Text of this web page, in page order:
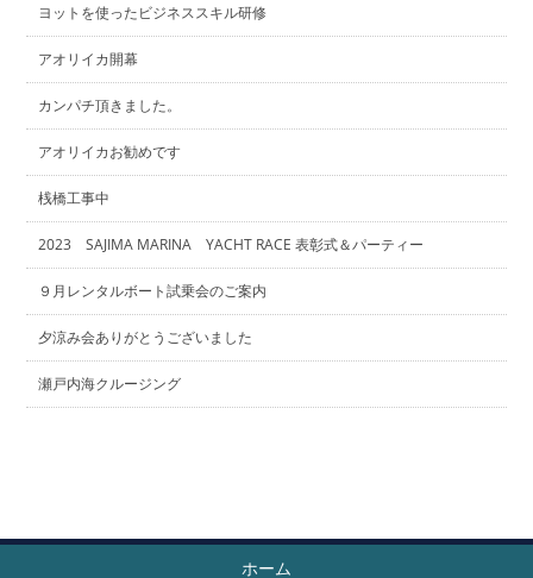
ヨットを使ったビジネススキル研修
アオリイカ開幕
カンパチ頂きました。
アオリイカお勧めです
桟橋工事中
2023 SAJIMA MARINA YACHT RACE 表彰式＆パーティー
９月レンタルボート試乗会のご案内
夕涼み会ありがとうございました
瀬戸内海クルージング
ホーム